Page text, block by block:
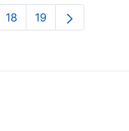
Use TAB to
Page
18 Page
19